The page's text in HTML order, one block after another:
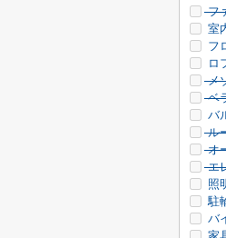
フ
室
フ
ロ
メ
ベ
バ
ル
オ
エ
照
駐
バ